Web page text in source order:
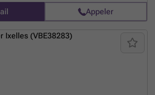
%20elsene/avenue-louise-225-ville-de-
En savoir plus ?
Appeler